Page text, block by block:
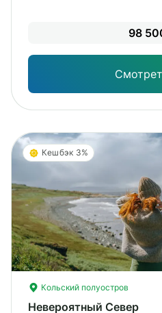
98
Кешбэк 3%
Кольский полуостров
Невероятный Север